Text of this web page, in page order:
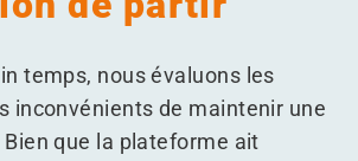
temps, nous évaluons les
inconvénients de maintenir une
Bien que la plateforme ait